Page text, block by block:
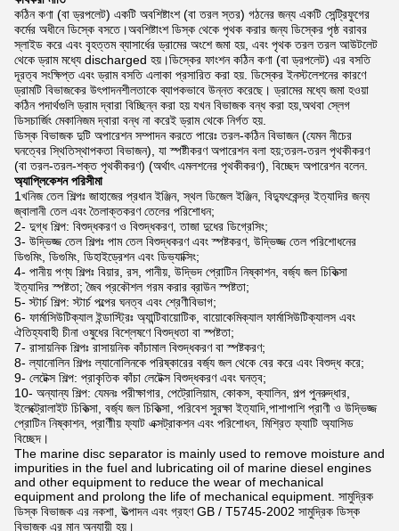
কঠিন কণা (বা ড্রপলেট) একটি অবশিষ্টাংশ (বা তরল স্তর) গঠনের জন্য একটি সেন্ট্রিফুগের
কর্মের অধীনে ডিস্কে বসতে।অবশিষ্টাংশ ডিস্ক থেকে পৃথক করার জন্য ডিস্কের পৃষ্ঠ বরাবর
স্লাইড করে এবং বৃহত্তম ব্যাসার্ধের ড্রামের অংশে জমা হয়, এবং পৃথক তরল তরল আউটলেট
থেকে ড্রাম মধ্যে discharged হয়।ডিস্কের ফাংশন কঠিন কণা (বা ড্রপলেট) এর বসতি
দূরত্ব সংক্ষিপ্ত এবং ড্রাম বসতি এলাকা প্রসারিত করা হয়. ডিস্কের ইনস্টলেশনের কারণে
ড্রামটি বিভাজকের উৎপাদনশীলতাকে ব্যাপকভাবে উন্নত করেছে। ড্রামের মধ্যে জমা হওয়া
কঠিন পদার্থগুলি ড্রাম দ্বারা বিচ্ছিন্ন করা হয় যখন বিভাজক বন্ধ করা হয়,অথবা স্লেগ
ডিসচার্জিং মেকানিজম দ্বারা বন্ধ না করেই ড্রাম থেকে নির্গত হয়.
ডিস্ক বিভাজক দুটি অপারেশন সম্পাদন করতে পারেঃ তরল-কঠিন বিভাজন (যেমন নীচের
ঘনত্বের স্থিতিস্থাপকতা বিভাজন), যা স্পষ্টীকরণ অপারেশন বলা হয়;তরল-তরল পৃথকীকরণ
(বা তরল-তরল-শক্ত পৃথকীকরণ) (অর্থাৎ এমলশনের পৃথকীকরণ), বিচ্ছেদ অপারেশন বলেন.
অ্যাপ্লিকেশন পরিসীমা
1খনিজ তেল শিল্পঃ জাহাজের প্রধান ইঞ্জিন, স্থল ডিজেল ইঞ্জিন, বিদ্যুৎকেন্দ্র ইত্যাদির জন্য
জ্বালানী তেল এবং তৈলাক্তকরণ তেলের পরিশোধন;
2- দুগ্ধ শিল্প: বিশুদ্ধকরণ ও বিশুদ্ধকরণ, তাজা দুধের ডিগ্রেসিং;
3- উদ্ভিজ্জ তেল শিল্পঃ পাম তেল বিশুদ্ধকরণ এবং স্পষ্টকরণ, উদ্ভিজ্জ তেল পরিশোধনের
ডিগুমিং, ডিগুমিং, ডিহাইড্রেশন এবং ডিভ্যাক্সিং;
4- পানীয় পণ্য শিল্পঃ বিয়ার, রস, পানীয়, উদ্ভিদ প্রোটিন নিষ্কাশন, বর্জ্য জল চিকিত্সা
ইত্যাদির স্পষ্টতা; জৈব প্রকৌশল গরম করার ব্রাউন স্পষ্টতা;
5- স্টার্চ শিল্প: স্টার্চ পল্পের ঘনত্ব এবং শ্রেণীবিভাগ;
6- ফার্মাসিউটিক্যাল ইন্ডাস্ট্রিঃ অ্যান্টিবায়োটিক, বায়োকেমিক্যাল ফার্মাসিউটিক্যালস এবং
ঐতিহ্যবাহী চীনা ওষুধের বিশ্লেষণে বিশুদ্ধতা বা স্পষ্টতা;
7- রাসায়নিক শিল্পঃ রাসায়নিক কাঁচামাল বিশুদ্ধকরণ বা স্পষ্টকরণ;
8- ল্যানোলিন শিল্পঃ ল্যানোলিনকে পরিষ্কারের বর্জ্য জল থেকে বের করে এবং বিশুদ্ধ করে;
9- লেটেক্স শিল্প: প্রাকৃতিক কাঁচা লেটেক্স বিশুদ্ধকরণ এবং ঘনত্ব;
10- অন্যান্য শিল্প: যেমনঃ পরীক্ষাগার, পেট্রোলিয়াম, কোকস, ক্যালিন, পল্প পুনরুদ্ধার,
ইলেক্ট্রোলাইট চিকিত্সা, বর্জ্য জল চিকিত্সা, পরিবেশ সুরক্ষা ইত্যাদি,পাশাপাশি প্রাণী ও উদ্ভিজ্জ
প্রোটিন নিষ্কাশন, প্রাণীীয় ফ্যাট এক্সট্রাকশন এবং পরিশোধন, মিশ্রিত ফ্যাটি অ্যাসিড
বিচ্ছেদ।
The marine disc separator is mainly used to remove moisture and
impurities in the fuel and lubricating oil of marine diesel engines
and other equipment to reduce the wear of mechanical
equipment and prolong the life of mechanical equipment. সামুদ্রিক
ডিস্ক বিভাজক এর নকশা, উত্পাদন এবং গ্রহণ GB / T5745-2002 সামুদ্রিক ডিস্ক
বিভাজক এর মান অনুযায়ী হয়।